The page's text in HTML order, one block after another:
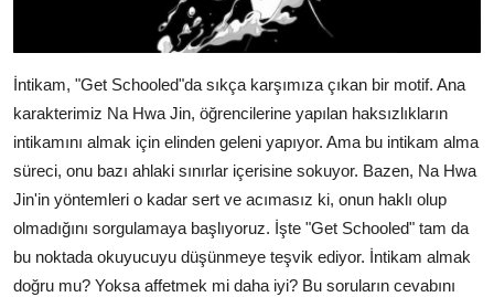
İntikam, "Get Schooled"da sıkça karşımıza çıkan bir motif. Ana
karakterimiz Na Hwa Jin, öğrencilerine yapılan haksızlıkların
intikamını almak için elinden geleni yapıyor. Ama bu intikam alma
süreci, onu bazı ahlaki sınırlar içerisine sokuyor. Bazen, Na Hwa
Jin'in yöntemleri o kadar sert ve acımasız ki, onun haklı olup
olmadığını sorgulamaya başlıyoruz. İşte "Get Schooled" tam da
bu noktada okuyucuyu düşünmeye teşvik ediyor. İntikam almak
doğru mu? Yoksa affetmek mi daha iyi? Bu soruların cevabını